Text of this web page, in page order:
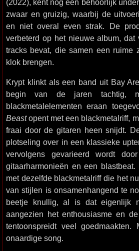
(2022), kent nog een behoorlijk
zwaar en gruizig, waarbij de
en niet overal even strak. De
verbeterd op het nieuwe album, dat
tracks bevat, die samen een ruime
klok brengen.
Krypt klinkt als een band uit Bay
begin van de jaren tachtig,
blackmetalelementen eraan
Beastopent met een blackmetalriff,
fraai door de gitaren heen snijdt.
plotseling over in een klassieke
vervolgens gevarieerd wordt
gitaarharmonieën en een
met dezelfde blackmetalriff die het
van stijlen is onsamenhangend te
beetje knullig, al is dat eigenlijk
aangezien het enthousiasme en
tentoonspreidt veel
onaardige song.